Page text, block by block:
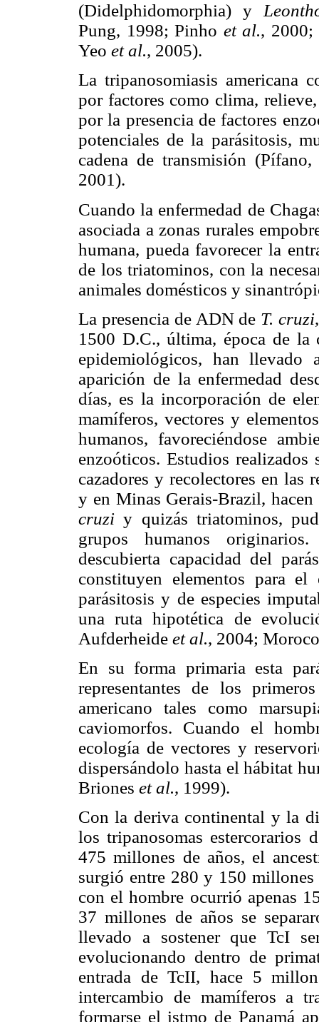
(Didelphidomorphia) y
Pung, 1998; Pinho et al.,
Yeo et al., 2005).
La tripanosomiasis americana
por factores como clima,
por la presencia de factores
potenciales de la parásitosis,
cadena de transmisión
2001).
Cuando la enfermedad de
asociada a zonas rurales
humana, pueda favorecer la
de los triatominos, con la
animales domésticos y
La presencia de ADN de T. cruzi
1500 D.C., última, época de la
epidemiológicos, han llevado
aparición de la enfermedad
días, es la incorporación de
mamíferos, vectores y
humanos, favoreciéndose
enzoóticos. Estudios
cazadores y recolectores en las
y en Minas Gerais-Brazil,
cruziy quizás triatominos,
grupos humanos
descubierta capacidad del
constituyen elementos para
parásitosis y de especies
una ruta hipotética de
Aufderheide et al., 2004;
En su forma primaria esta
representantes de los
americano tales como
caviomorfos. Cuando el
ecología de vectores y
dispersándolo hasta el hábitat
Briones et al., 1999).
Con la deriva continental y la
los tripanosomas estercorarios
475 millones de años, el
surgió entre 280 y 150
con el hombre ocurrió apenas
37 millones de años se
llevado a sostener que TcI
evolucionando dentro de
entrada de TcII, hace 5
intercambio de mamíferos a
formarse el istmo de Panamá